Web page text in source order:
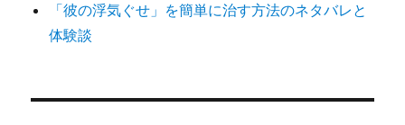
「彼の浮気ぐせ」を簡単に治す方法のネタバレと
体験談